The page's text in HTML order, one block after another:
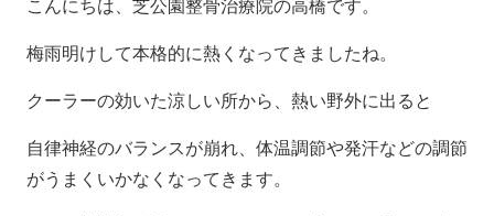
こんにちは、芝公園整骨治療院の高橋です。
梅雨明けして本格的に熱くなってきましたね。
クーラーの効いた涼しい所から、熱い野外に出ると
自律神経のバランスが崩れ、体温調節や発汗などの調節
がうまくいかなくなってきます。